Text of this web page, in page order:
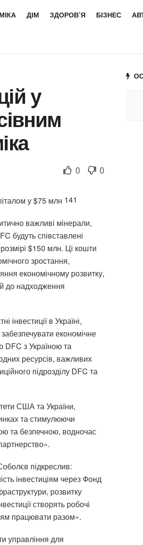
ДІМ ЗДОРОВ’Я БІЗНЕС
у
0 0
141
важливі мінерали,
будуть співставлені
$150 млн. Ці кошти
зростання,
економічному розвитку,
до надходження
в Україні,
економічне
DFC з Україною та
ресурсів, важливих
підрозділу DFC та
США та України,
та стимулюючи
та безпечною, водночас
підкреслив:
інвестиціям через Фонд
розвитку
створять робочі
працювати разом».
управління для